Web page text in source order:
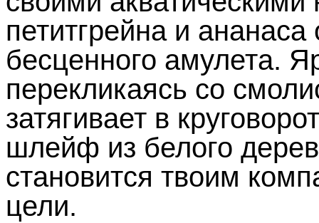
петитгрейна и
бесценного амулета.
перекликаясь со
затягивает в
шлейф из белого
становится твоим
цели.